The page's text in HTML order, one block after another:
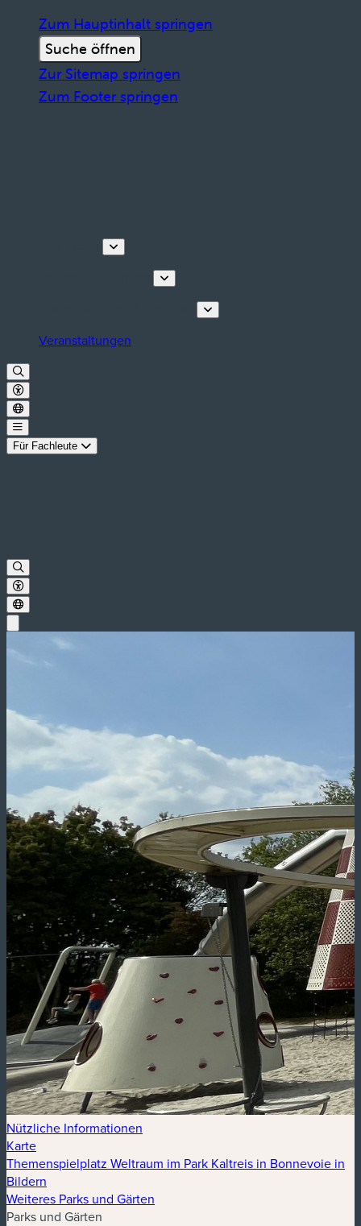
Zum Hauptinhalt springen
Suche öffnen
Zur Sitemap springen
Zum Footer springen
Veranstaltungen
Für Fachleute
Nützliche Informationen
Karte
Themenspielplatz Weltraum im Park Kaltreis in Bonnevoie in
Bildern
Weiteres Parks und Gärten
Parks und Gärten